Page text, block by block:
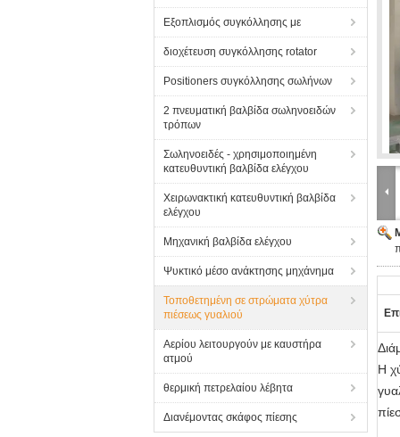
Εξοπλισμός συγκόλλησης με
διοχέτευση συγκόλλησης rotator
Positioners συγκόλλησης σωλήνων
2 πνευματική βαλβίδα σωληνοειδών
τρόπων
Σωληνοειδές - χρησιμοποιημένη
κατευθυντική βαλβίδα ελέγχου
Χειρωνακτική κατευθυντική βαλβίδα
ελέγχου
Μηχανική βαλβίδα ελέγχου
Ψυκτικό μέσο ανάκτησης μηχάνημα
Τοποθετημένη σε στρώματα χύτρα
πιέσεως γυαλιού
Αερίου λειτουργούν με καυστήρα
ατμού
θερμική πετρελαίου λέβητα
Διανέμοντας σκάφος πίεσης
Η